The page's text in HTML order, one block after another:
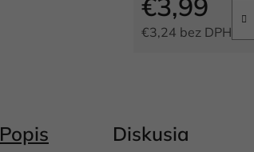
€3,24 bez DPH
Popis Diskusia